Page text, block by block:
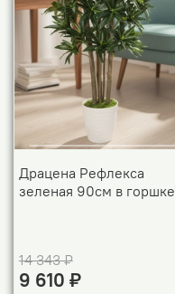
Драцена Рефлекса
зеленая 90см в горшке
14 343 ₽
9 610 ₽